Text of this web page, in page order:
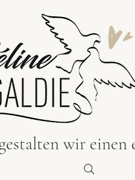
wir